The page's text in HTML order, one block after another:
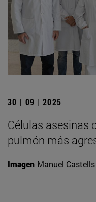
30 | 09 | 2025
Células asesinas
pulmón más
Imagen Manuel Castells